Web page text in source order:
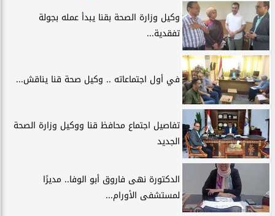
وكيل وزارة الصحة بقنا يبدأ عمله بجولة
تفقدية...
في أول اجتماعاته .. وكيل صحة قنا يناقش...
تفاصيل اجتماع محافظ قنا ووكيل وزارة الصحة
الجديد
الدكتورة نهى فاروق أبو الوفا.. مديرًا
لمستشفى الأورام...